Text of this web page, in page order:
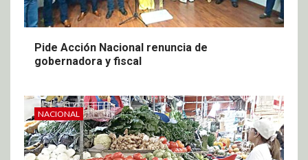
Pide Acción Nacional renuncia de
gobernadora y fiscal
NACIONAL